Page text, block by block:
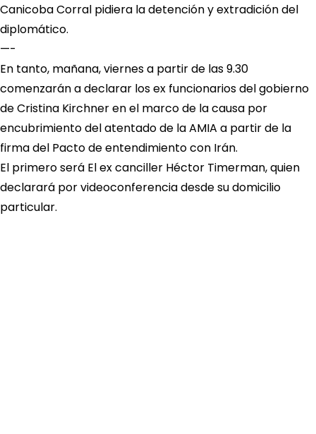
Canicoba Corral pidiera la detención y extradición del
diplomático.
—-
En tanto, mañana, viernes a partir de las 9.30
comenzarán a declarar los ex funcionarios del gobierno
de Cristina Kirchner en el marco de la causa por
encubrimiento del atentado de la AMIA a partir de la
firma del Pacto de entendimiento con Irán.
El primero será El ex canciller Héctor Timerman, quien
declarará por videoconferencia desde su domicilio
particular.